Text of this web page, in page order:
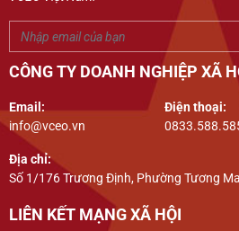
CÔNG TY DOANH NGHIỆP XÃ
Email:
info@vceo.vn
Điện thoại:
Địa chỉ:
Số 1/176 Trương Định, Phường Tương
LIÊN KẾT MẠNG XÃ HỘI